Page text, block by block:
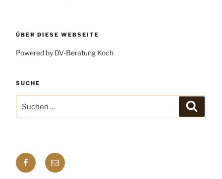
ÜBER DIESE WEBSEITE
Powered by DV-Beratung Koch
SUCHE
nach:
Facebook
E-
mail